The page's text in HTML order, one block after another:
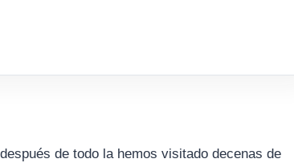
de todo la hemos visitado decenas de